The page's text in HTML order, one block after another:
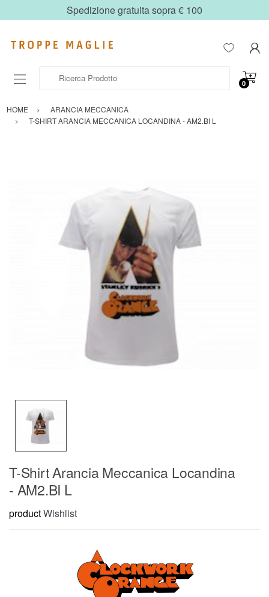
Spedizione gratuita sopra € 100
0
HOME
ARANCIA MECCANICA
T-SHIRT ARANCIA MECCANICA LOCANDINA - AM2.BI L
T-Shirt Arancia Meccanica Locandina
- AM2.BI L
productWishlist